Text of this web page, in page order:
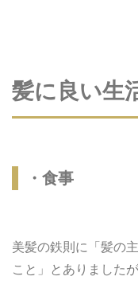
髪に良い生
・食事
美髪の鉄則に「髪の
こと」とありました